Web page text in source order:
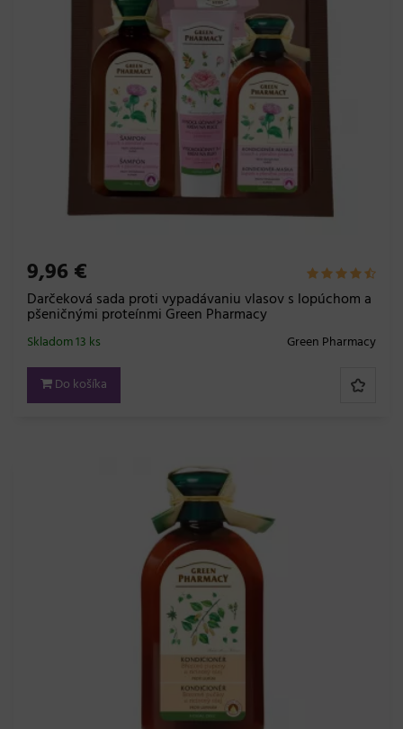
9,96 €
Darčeková sada proti vypadávaniu vlasov s lopúchom a
pšeničnými proteínmi Green Pharmacy
Green Pharmacy
Skladom 13 ks
Do košíka